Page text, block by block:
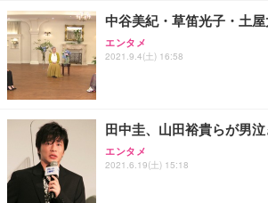
中谷美紀・草笛光子・土
エンタメ
2021.9.4(土) 16:58
田中圭、山田裕貴らが男
エンタメ
2021.6.19(土) 15:18